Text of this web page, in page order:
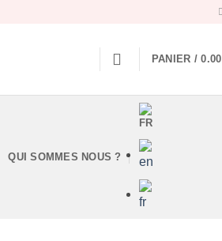
PANIER /0.00
QUI SOMMES NOUS ?